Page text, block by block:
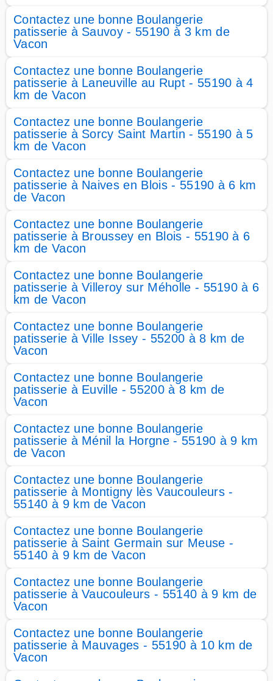
Contactez une bonne Boulangerie
patisserie à Sauvoy - 55190 à 3 km de
Vacon
Contactez une bonne Boulangerie
patisserie à Laneuville au Rupt - 55190 à 4
km de Vacon
Contactez une bonne Boulangerie
patisserie à Sorcy Saint Martin - 55190 à 5
km de Vacon
Contactez une bonne Boulangerie
patisserie à Naives en Blois - 55190 à 6 km
de Vacon
Contactez une bonne Boulangerie
patisserie à Broussey en Blois - 55190 à 6
km de Vacon
Contactez une bonne Boulangerie
patisserie à Villeroy sur Méholle - 55190 à 6
km de Vacon
Contactez une bonne Boulangerie
patisserie à Ville Issey - 55200 à 8 km de
Vacon
Contactez une bonne Boulangerie
patisserie à Euville - 55200 à 8 km de
Vacon
Contactez une bonne Boulangerie
patisserie à Ménil la Horgne - 55190 à 9 km
de Vacon
Contactez une bonne Boulangerie
patisserie à Montigny lès Vaucouleurs -
55140 à 9 km de Vacon
Contactez une bonne Boulangerie
patisserie à Saint Germain sur Meuse -
55140 à 9 km de Vacon
Contactez une bonne Boulangerie
patisserie à Vaucouleurs - 55140 à 9 km de
Vacon
Contactez une bonne Boulangerie
patisserie à Mauvages - 55190 à 10 km de
Vacon